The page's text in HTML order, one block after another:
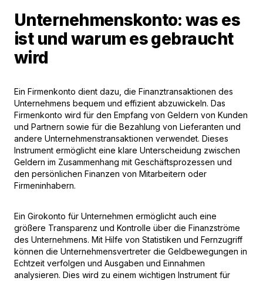
Unternehmenskonto: was es
ist und warum es gebraucht
wird
Ein Firmenkonto dient dazu, die Finanztransaktionen des
Unternehmens bequem und effizient abzuwickeln. Das
Firmenkonto wird für den Empfang von Geldern von Kunden
und Partnern sowie für die Bezahlung von Lieferanten und
andere Unternehmenstransaktionen verwendet. Dieses
Instrument ermöglicht eine klare Unterscheidung zwischen
Geldern im Zusammenhang mit Geschäftsprozessen und
den persönlichen Finanzen von Mitarbeitern oder
Firmeninhabern.
Ein Girokonto für Unternehmen ermöglicht auch eine
größere Transparenz und Kontrolle über die Finanzströme
des Unternehmens. Mit Hilfe von Statistiken und Fernzugriff
können die Unternehmensvertreter die Geldbewegungen in
Echtzeit verfolgen und Ausgaben und Einnahmen
analysieren. Dies wird zu einem wichtigen Instrument für